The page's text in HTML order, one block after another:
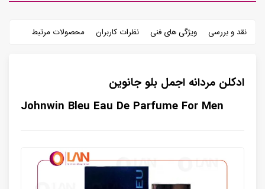
نقد و بررسی ویژگی های فنی نظرات کاربران محصولات مرتبط
ادکلن مردانه اجمل بلو جانوین
Johnwin Bleu Eau De Parfume For Men